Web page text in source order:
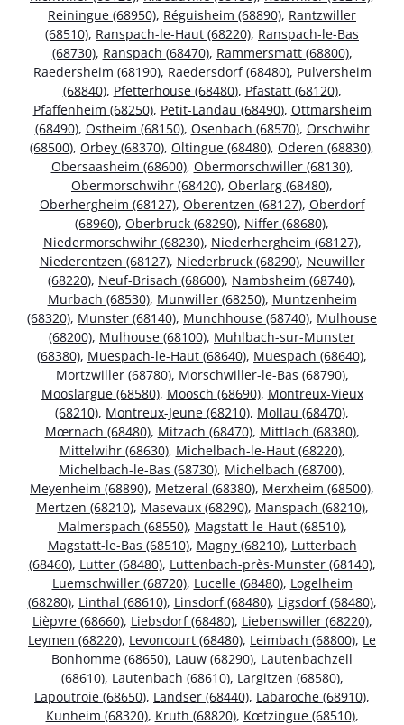
Reiningue (68950), Réguisheim (68890), Rantzwiller
(68510), Ranspach-le-Haut (68220), Ranspach-le-Bas
(68730), Ranspach (68470), Rammersmatt (68800),
Raedersheim (68190), Raedersdorf (68480), Pulversheim
(68840), Pfetterhouse (68480), Pfastatt (68120),
Pfaffenheim (68250), Petit-Landau (68490), Ottmarsheim
(68490), Ostheim (68150), Osenbach (68570), Orschwihr
(68500), Orbey (68370), Oltingue (68480), Oderen (68830),
Obersaasheim (68600), Obermorschwiller (68130),
Obermorschwihr (68420), Oberlarg (68480),
Oberhergheim (68127), Oberentzen (68127), Oberdorf
(68960), Oberbruck (68290), Niffer (68680),
Niedermorschwihr (68230), Niederhergheim (68127),
Niederentzen (68127), Niederbruck (68290), Neuwiller
(68220), Neuf-Brisach (68600), Nambsheim (68740),
Murbach (68530), Munwiller (68250), Muntzenheim
(68320), Munster (68140), Munchhouse (68740), Mulhouse
(68200), Mulhouse (68100), Muhlbach-sur-Munster
(68380), Muespach-le-Haut (68640), Muespach (68640),
Mortzwiller (68780), Morschwiller-le-Bas (68790),
Mooslargue (68580), Moosch (68690), Montreux-Vieux
(68210), Montreux-Jeune (68210), Mollau (68470),
Mœrnach (68480), Mitzach (68470), Mittlach (68380),
Mittelwihr (68630), Michelbach-le-Haut (68220),
Michelbach-le-Bas (68730), Michelbach (68700),
Meyenheim (68890), Metzeral (68380), Merxheim (68500),
Mertzen (68210), Masevaux (68290), Manspach (68210),
Malmerspach (68550), Magstatt-le-Haut (68510),
Magstatt-le-Bas (68510), Magny (68210), Lutterbach
(68460), Lutter (68480), Luttenbach-près-Munster (68140),
Luemschwiller (68720), Lucelle (68480), Logelheim
(68280), Linthal (68610), Linsdorf (68480), Ligsdorf (68480),
Lièpvre (68660), Liebsdorf (68480), Liebenswiller (68220),
Leymen (68220), Levoncourt (68480), Leimbach (68800), Le
Bonhomme (68650), Lauw (68290), Lautenbachzell
(68610), Lautenbach (68610), Largitzen (68580),
Lapoutroie (68650), Landser (68440), Labaroche (68910),
Kunheim (68320), Kruth (68820), Kœtzingue (68510),